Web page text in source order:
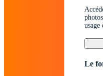
usage
Le